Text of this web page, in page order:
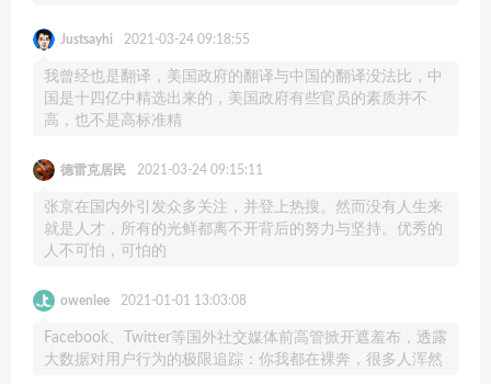
Justsayhi 2021-03-24 09:18:55
我曾经也是翻译，美国政府的翻译与中国的翻译没法比，中
国是十四亿中精选出来的，美国政府有些官员的素质并不
高，也不是高标准精
德雷克居民 2021-03-24 09:15:11
张京在国内外引发众多关注，并登上热搜。然而没有人生来
就是人才，所有的光鲜都离不开背后的努力与坚持。优秀的
人不可怕，可怕的
owenlee 2021-01-01 13:03:08
Facebook、Twitter等国外社交媒体前高管掀开遮羞布，透露
大数据对用户行为的极限追踪：你我都在裸奔，很多人浑然